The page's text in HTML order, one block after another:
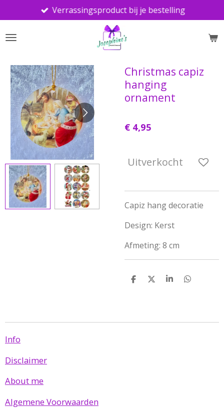
direct
naar
Verrassingsproduct bij je bestelling
Christmas capiz
hanging
ornament
€ 4,95
Uitverkocht
Capiz hang decoratie
Design: Kerst
Afmeting: 8 cm
D
D
S
D
Info
Disclaimer
About me
Algemene Voorwaarden